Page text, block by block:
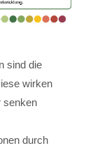
sind die
wirken
senken
durch